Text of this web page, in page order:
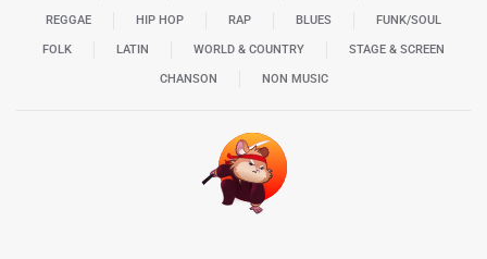
REGGAE HIP HOP RAP BLUES FUNK/SOUL
FOLK LATIN WORLD & COUNTRY STAGE & SCREEN
CHANSON NON MUSIC